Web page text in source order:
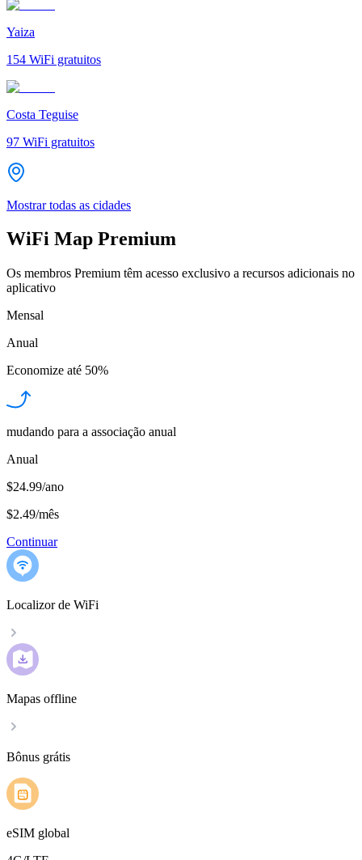
Yaiza
154 WiFi gratuitos
Costa Teguise
97 WiFi gratuitos
Mostrar todas as cidades
WiFi Map Premium
Os membros Premium têm acesso exclusivo a recursos adicionais no
aplicativo
Mensal
Anual
Economize até 50%
mudando para a associação anual
Anual
$24.99/ano
$2.49/mês
Continuar
Localizor de WiFi
Mapas offline
Bônus grátis
eSIM global